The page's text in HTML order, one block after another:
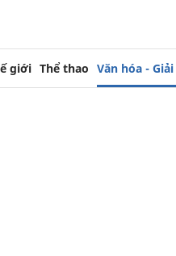
giới Thể thao Văn hóa -